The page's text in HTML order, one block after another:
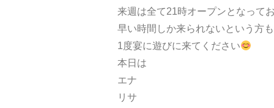
来週は全て21時オープンとなって
早い時間しか来られないという方
1度宴に遊びに来てください
本日は
エナ
リサ